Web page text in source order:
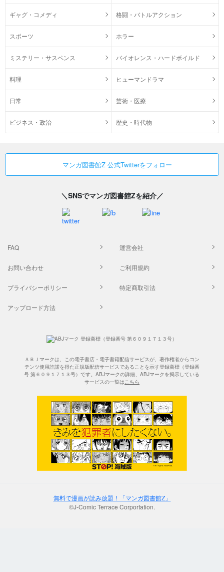
ギャグ・コメディ 格闘・バトルアクション
スポーツ ホラー
ミステリー・サスペンス バイオレンス・ハードボイルド
料理 ヒューマンドラマ
日常 芸術・医療
ビジネス・政治 歴史・時代物
マンガ図書館Z 公式Twitterをフォロー
＼SNSでマンガ図書館Zを紹介／
FAQ 運営会社
お問い合わせ ご利用規約
プライバシーポリシー 特定商取引法
アップロード方法
ＡＢＪマークは、この電子書店・電子書籍配信サービスが、著作権者からコン
テンツ使用許諾を得た正規版配信サービスであることを示す登録商標（登録番
号 第６０９１７１３号）です。ABJマークの詳細、ABJマークを掲示している
サービスの一覧はこちら
無料で漫画が読み放題！「マンガ図書館Z」
©J-Comic Terrace Corportation.